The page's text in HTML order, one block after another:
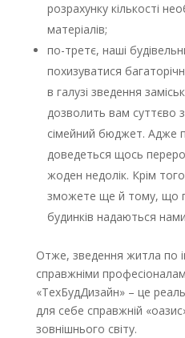
розрахунку кількості
матеріалів;
по-третє, наші
похизуватися
в галузі зведення
дозволить вам суттєво
сімейний бюджет. Адже
доведеться щось
жоден недолік. Крім
зможете ще й тому, що
будинків надаються
Отже, зведення житла по
справжніми
«ТехБудДизайн» – це
для себе справжній
зовнішнього світу.